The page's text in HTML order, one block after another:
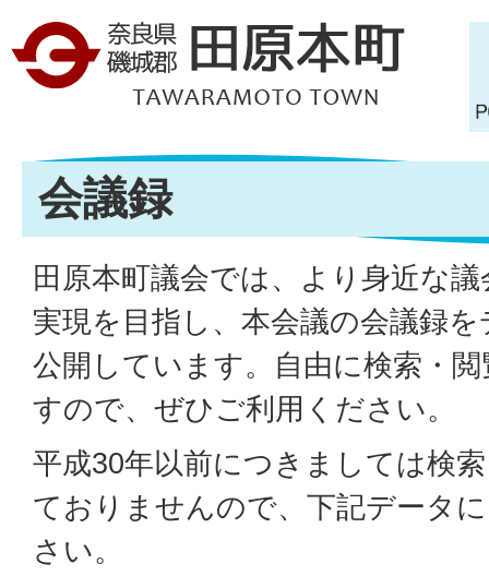
会議録
田原本町議会では、より身近な
実現を目指し、本会議の会議録
公開しています。自由に検索・
すので、ぜひご利用ください。
平成30年以前につきましては検
ておりませんので、下記データ
さい。